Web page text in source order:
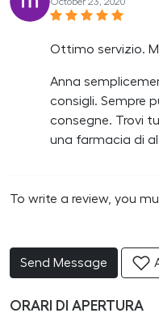
Ottimo servizio.
Anna
consigli. Sempre
consegne. Trovi
una farmacia di
To write a review, you
Send Message
ORARI DI APERTURA